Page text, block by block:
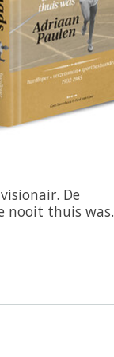
De
nooit thuis was.